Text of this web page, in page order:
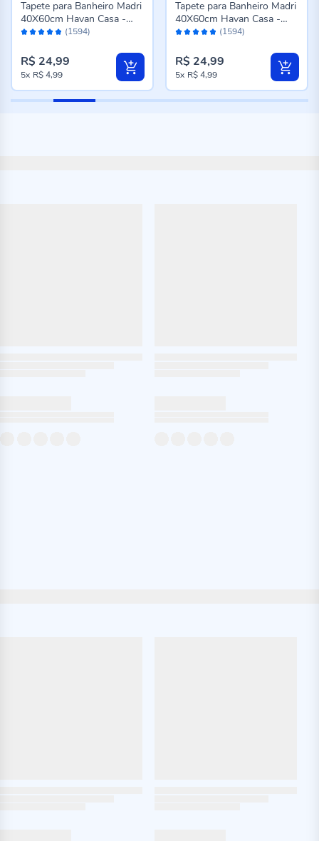
Avaliação: (1594)
Tapete para Banheiro Madri
40X60cm Havan Casa -
Bege Novo
R$ 24,99
5x R$ 4,99
Avaliação: (1594)
Tapete para Banheiro Madri
40X60cm Havan Casa -
Taupe
R$ 24,99
5x R$ 4,99